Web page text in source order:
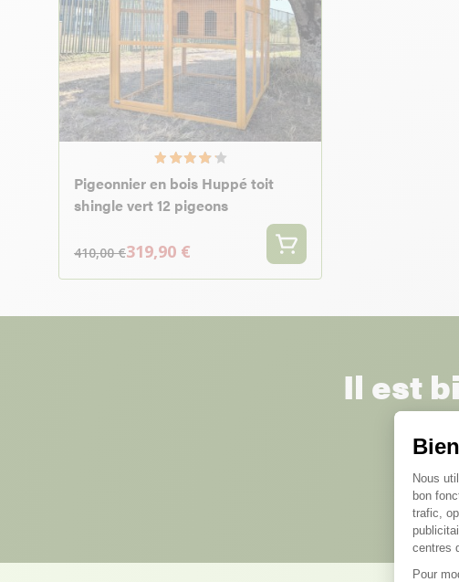
Nous
bon
trafic,
centres
Pour
Pigeonnier en bois Huppé toit
shingle vert 12 pigeons
410,00 €319,90 €
Il est